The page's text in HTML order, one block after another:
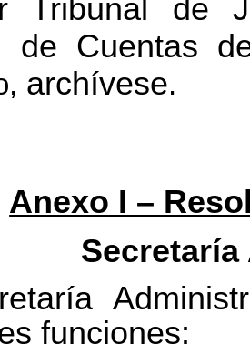
Tribunal de
de Cuentas
archívese.
Anexo I –
funciones: